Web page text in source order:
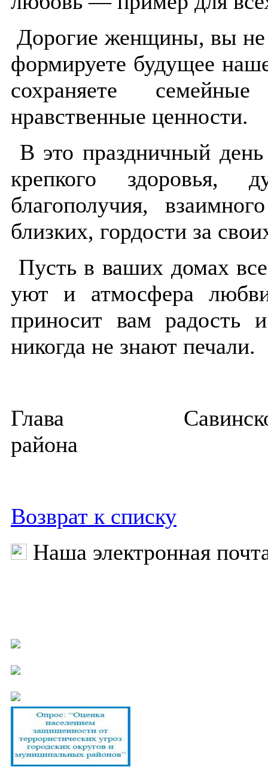
Дорогие женщины, вы не
формируете будущее
сохраняете
нравственные ценности.
В это праздничный
крепкого здоровья,
благополучия,
близких, гордости за
Пусть в ваших домах
уют и атмосфера
приносит вам радость
никогда не знают печали.
Глава
района
Возврат к списку
Наша электронная